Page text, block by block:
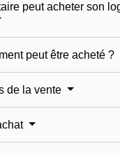
peut acheter son
peut être acheté ?
de la vente